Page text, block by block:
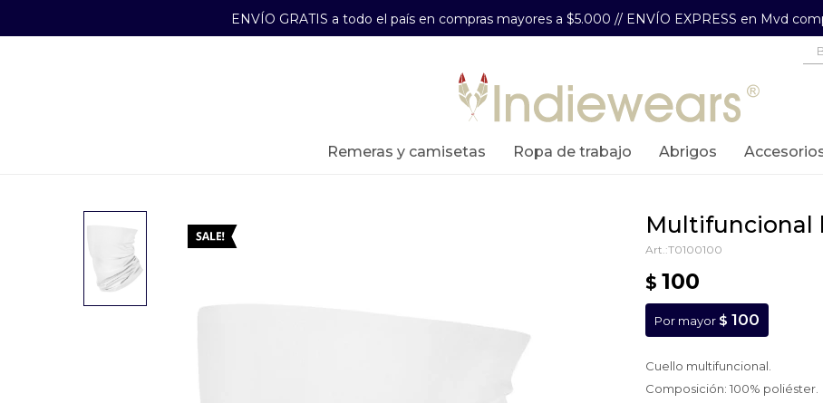
ENVÍO GRATIS a todo el país en compras mayores a $5.000 // ENVÍO EXPRESS en Mvd
remeras y camisetas ropa de trabajo abrigos
T0100100
$ 100
Por mayor $ 100
Cuello multifuncional.
Composición: 100% poliéster.